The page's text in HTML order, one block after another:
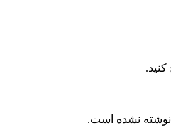
نشده است.